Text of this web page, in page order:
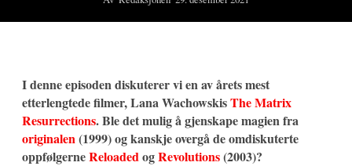
I denne episoden diskuterer vi en av årets mest
etterlengtede filmer, Lana WachowskisThe Matrix
Resurrections. Ble det mulig å gjenskape magien fra
originalen(1999) og kanskje overgå de omdiskuterte
oppfølgerneReloadedogRevolutions(2003)?